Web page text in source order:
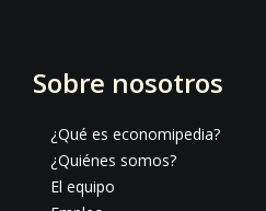
Sobre nosotros
¿Qué es economipedia?
¿Quiénes somos?
El equipo